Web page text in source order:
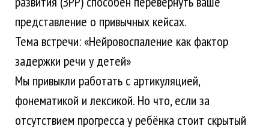
представление о привычных кейсах.
Тема встречи: «Нейровоспаление как фактор
задержки речи у детей»
Мы привыкли работать с артикуляцией,
фонематикой и лексикой. Но что, если за
отсутствием прогресса у ребёнка стоит скрытый